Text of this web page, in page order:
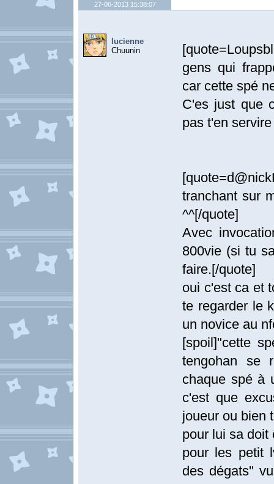
27-06-2013 15:38:07
lucienne
Chuunin
gens qui
car cette spé
C'es just que
pas t'en
tranchant sur
^^[/quote]
Avec
800vie (si tu
faire.[/quote]
oui c'est ca et
te regarder le
un novice au
[spoil]"cette
tengohan se
chaque spé à
c'est que
joueur ou bien
pour lui sa doit
pour les petit
des dégats''